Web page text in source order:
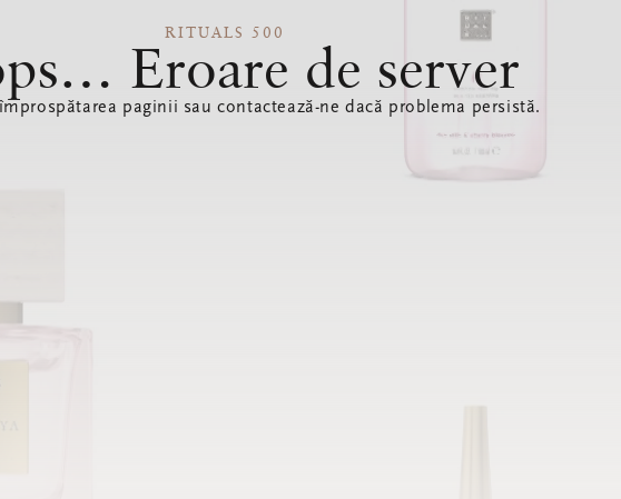
RITUALS 500
Eroare de server
paginii sau contactează-ne dacă problema persistă.